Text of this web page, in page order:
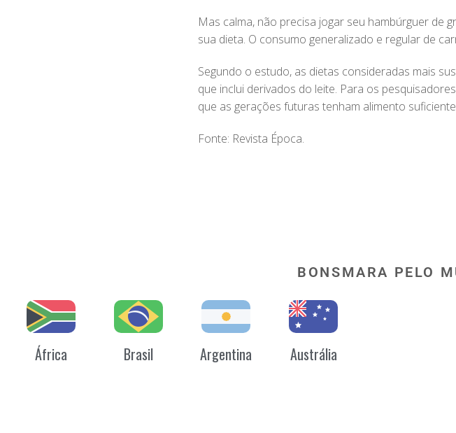
Mas calma, não precisa jogar seu hambúrguer de
sua dieta. O consumo generalizado e regular de
Segundo o estudo, as dietas consideradas mais
que inclui derivados do leite. Para os
que as gerações futuras tenham alimento
Fonte: Revista Época.
BONSMARA PELO
África Brasil Argentina Austrália